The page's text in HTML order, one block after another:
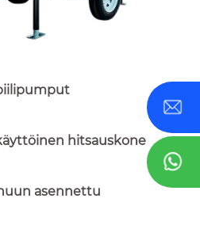
hitsauskone
asennettu